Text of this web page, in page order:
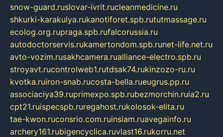
snow-guard.ruslovar-ivrit.rucleanmedicine.ru
shkurki-karakulya.rukanotiforet.spb.rututmassage.ru
ecolog.org.rupraga.spb.rufalcorussia.ru
autodoctorservis.rukamertondom.spb.runet-life.net.ru
avto-vozim.rusakhcamera.rualliance-electro.spb.ru
stroyavt.rucontrolweb1.rutdsak74.rukinzozo-ru.ru
kvotka.ruiron-snab.rucosta-bella.rueugrus.pp.ru
associaciya39.ruprimexpo.spb.rubezmorchin.ruia2.ru
cpt21.ruispecspb.ruregahost.rukolosok-elita.ru
tae-kwon.ruconsrio.com.ruinsiam.ruavegainfo.ru
archery161.rubigencyclica.ruvlast16.rukorru.net